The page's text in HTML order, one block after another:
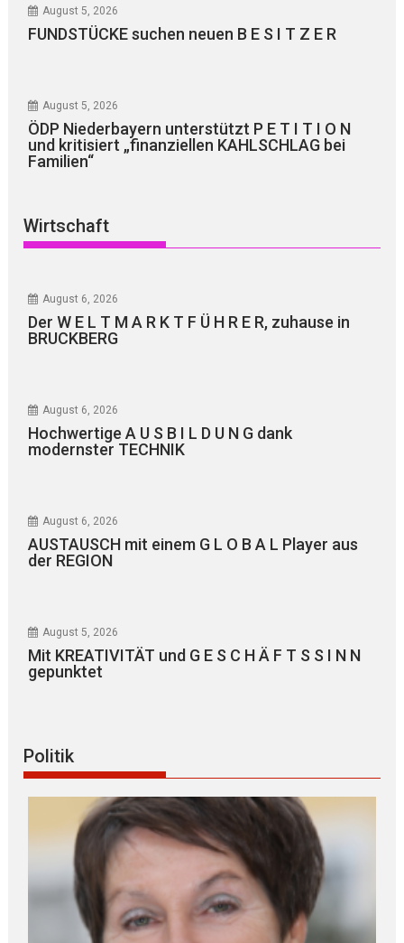
August 5, 2026
FUNDSTÜCKE suchen neuen B E S I T Z E R
August 5, 2026
ÖDP Niederbayern unterstützt P E T I T I O N
und kritisiert „finanziellen KAHLSCHLAG bei
Familien“
Wirtschaft
August 6, 2026
Der W E L T M A R K T F Ü H R E R, zuhause in
BRUCKBERG
August 6, 2026
Hochwertige A U S B I L D U N G dank
modernster TECHNIK
August 6, 2026
AUSTAUSCH mit einem G L O B A L Player aus
der REGION
August 5, 2026
Mit KREATIVITÄT und G E S C H Ä F T S S I N N
gepunktet
Politik